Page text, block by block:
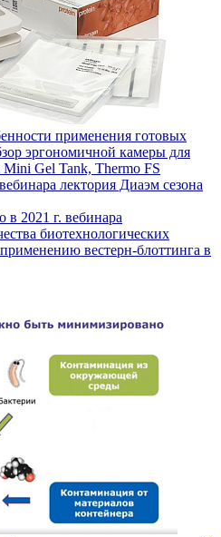
применения готовых
эргономичной камеры для
Mini Gel Tank, Thermo FS
лектория Диаэм сезона
в 2021 г. вебинара
биотехнологических
вестерн-блоттинга в